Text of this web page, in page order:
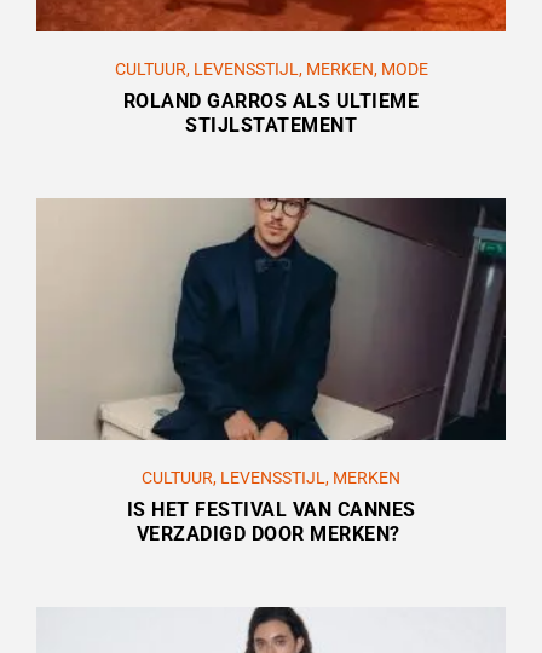
CULTUUR, LEVENSSTIJL , MERKEN, MODE
ROLAND GARROS ALS ULTIEME
STIJLSTATEMENT
CULTUUR, LEVENSSTIJL , MERKEN
IS HET FESTIVAL VAN CANNES
VERZADIGD DOOR MERKEN?